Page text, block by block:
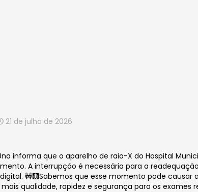
21 de julho de 2026
informa que o aparelho de raio-X do Hospital
A interrupção é necessária para a
🚧🩻Sabemos que esse momento pode causar
qualidade, rapidez e segurança para os exames